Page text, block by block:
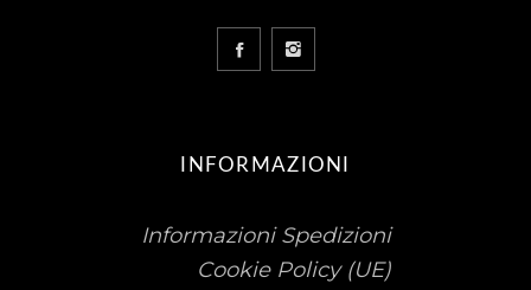
INFORMAZIONI
Informazioni Spedizioni
Cookie Policy (UE)